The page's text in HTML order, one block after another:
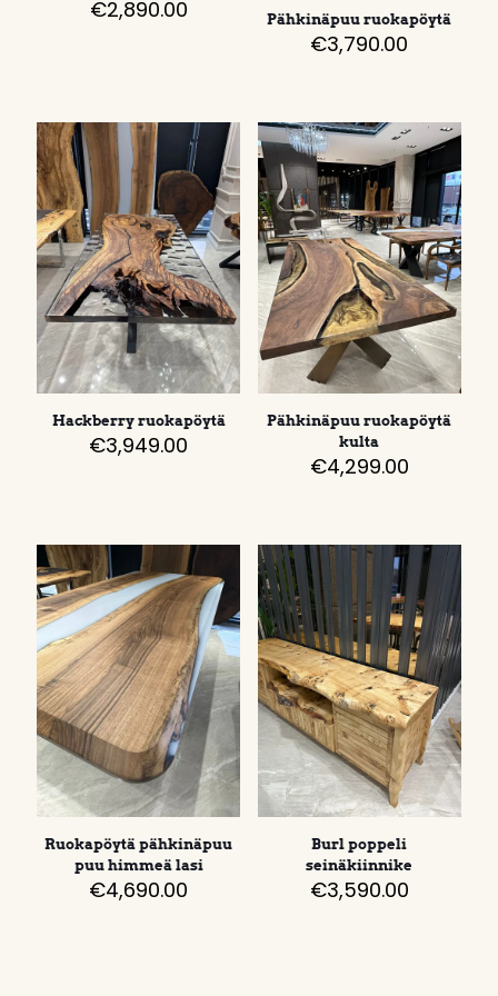
€2,890.00 Pähkinäpuu ruokapöytä
€3,790.00
Hackberry ruokapöytä
€3,949.00
Pähkinäpuu ruokapöytä
kulta
€4,299.00
Ruokapöytä pähkinäpuu
puu himmeä lasi
€4,690.00
Burl poppeli
seinäkiinnike
€3,590.00